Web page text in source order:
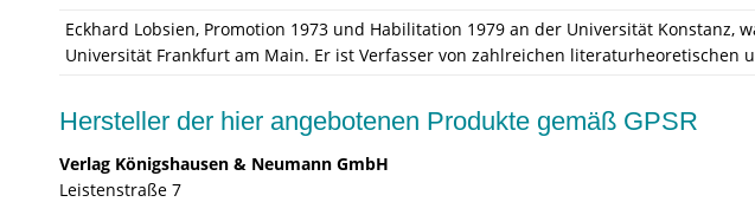
Eckhard Lobsien, Promotion 1973 und Habilitation 1979 an der Universität
Universität Frankfurt am Main. Er ist Verfasser von zahlreichen
Hersteller der hier angebotenen Produkte gemäß GPSR
Verlag Königshausen & Neumann GmbH
Leistenstraße 7